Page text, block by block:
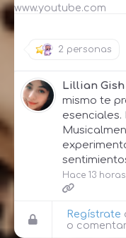
www.youtube.com
2 personas
Lillian Gish
mismo te
esenciales.
Hace 13 horas
Regístrate
o